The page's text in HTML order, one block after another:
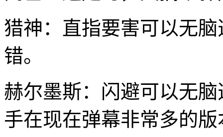
猎神：直指要害可以无
错。
赫尔墨斯：闪避可以无
手在现在弹幕非常多的